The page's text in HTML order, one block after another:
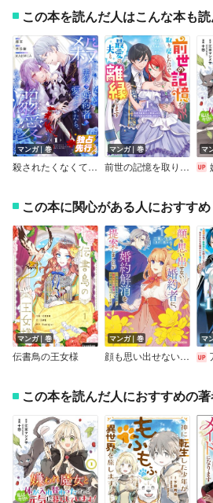
この本を読んだ人はこんな本も
マンガ｜巻
殺されたくなくて悪役な婚約者を愛でていたら、なぜか溺愛されました【合本版】【Renta！限定おまけ付き】
マンガ｜巻
前世の記憶を取り戻したので最愛の夫と離縁します～悪女と評判でしたが天才治癒師として開花したら、なぜか聖女が自爆しました～（コミック）
マ
嫌
この本に関心がある人におすす
マンガ｜巻
伝書鳥の王女様
マンガ｜巻
顔も思い出せない婚約者に、婚約解消を提案しましたが ～一見冷たい美形魔術師様が秘めていた愛情は、予想外に重かったようです～【単行本】
マ
万
この本を読んだ人におすすめの